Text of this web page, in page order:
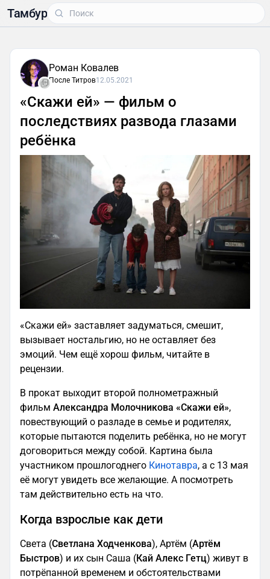
Тамбур
Роман Ковалев
После Титров12.05.2021
«Скажи ей» — фильм о
последствиях развода глазами
ребёнка
«Скажи ей» заставляет задуматься, смешит,
вызывает ностальгию, но не оставляет без
эмоций. Чем ещё хорош фильм, читайте в
рецензии.
В прокат выходит второй полнометражный
фильм Александра Молочникова «Скажи ей»,
повествующий о разладе в семье и родителях,
которые пытаются поделить ребёнка, но не могут
договориться между собой. Картина была
участником прошлогоднего Кинотавра, а с 13 мая
её могут увидеть все желающие. А посмотреть
там действительно есть на что.
Когда взрослые как дети
Света (Светлана Ходченкова), Артём (Артём
Быстров) и их сын Саша (Кай Алекс Гетц) живут в
потрёпанной временем и обстоятельствами